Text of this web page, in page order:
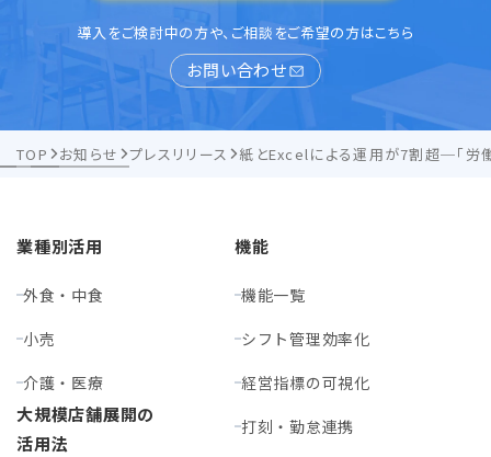
導入をご検討中の方や、ご相談をご希望の方はこちら
お問い合わせ
TOP お知らせ プレスリリース 紙とExcelによる運用が7割超─「労
業種別活用
外食・中食
小売
介護・医療
大規模店舗展開の
活用法
機能
機能一覧
シフト管理効率化
経営指標の可視化
打刻・勤怠連携